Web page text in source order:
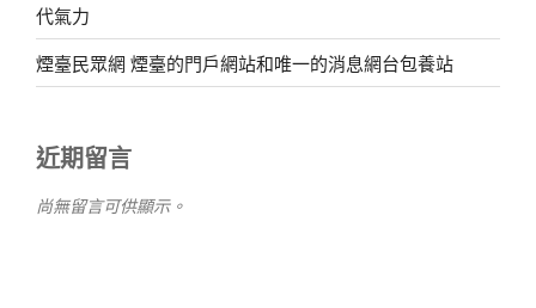
代氣力
煙臺民眾網 煙臺的門戶網站和唯一的消息網台包養站
近期留言
尚無留言可供顯示。